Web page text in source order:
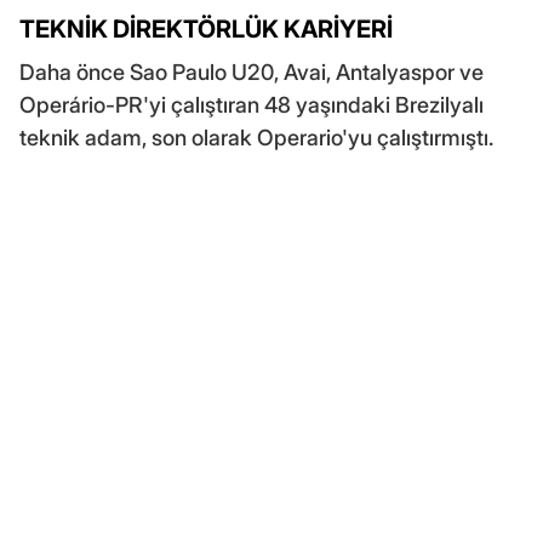
TEKNİK DİREKTÖRLÜK KARİYERİ
Daha önce Sao Paulo U20, Avai, Antalyaspor ve
Operário-PR'yi çalıştıran 48 yaşındaki Brezilyalı
teknik adam, son olarak Operario'yu çalıştırmıştı.